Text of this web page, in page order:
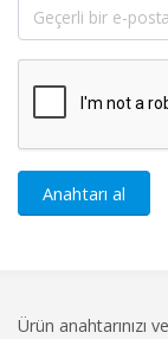
Anahtarı al
Ürün anahtarınızı